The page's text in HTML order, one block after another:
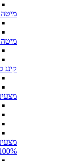
מיטה
מיטה
קינג סייז
100%